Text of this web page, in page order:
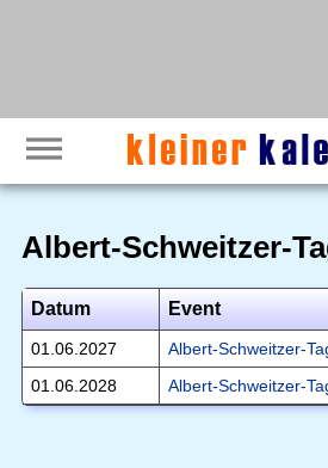
Albert-Schweitzer-
Datum Event
01.06.2027
Albert-Schweitzer-
01.06.2028
Albert-Schweitzer-